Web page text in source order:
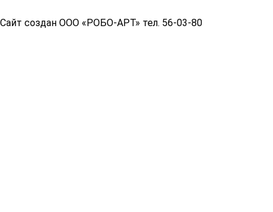
Сайт создан ООО «РОБО-АРТ» тел. 56-03-80